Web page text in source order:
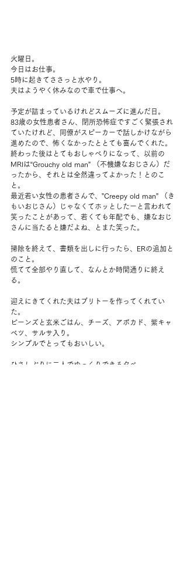
火曜日。
今日はお仕事。
5時に起きてささっと水やり。
夫はようやく休みなので車で仕事へ。
予定が詰まっているけれどスムーズに進んだ日。
83歳の女性患者さん、閉所恐怖症ですごく緊張され
ていたけれど、同僚がスピーカーで話しかけながら
進めたので、怖くなかったととても喜んでくれた。
終わった後はとてもおしゃべりになって、以前の
MRIは“Grouchy old man” （不機嫌なおじさん）だ
ったから、それとは全然違ってよかった！とのこ
と。
最近若い女性の患者さんで、”Creepy old man” （き
もいおじさん）じゃなくてホッとしたーと言われて
笑ったことがあって、若くても年配でも、嫌なおじ
さんに当たると嫌だよね、とまた笑った。
掃除を終えて、書類を出しに行ったら、ERの追加と
のこと。
慌てて全部やり直して、なんとか時間通りに終え
る。
迎えにきてくれた夫はブリトーを作ってくれてい
た。
ビーンズと玄米ごはん、チーズ、アボカド、紫キャ
ベツ、サルサ入り。
シンプルでとってもおいしい。
ひさしぶりに二人でゆっくりできる夕べ。